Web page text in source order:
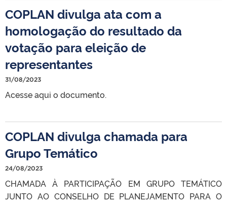
COPLAN divulga ata com a
homologação do resultado da
votação para eleição de
representantes
31/08/2023
Acesse aqui o documento.
COPLAN divulga chamada para
Grupo Temático
24/08/2023
CHAMADA À PARTICIPAÇÃO EM GRUPO TEMÁTICO
JUNTO AO CONSELHO DE PLANEJAMENTO PARA O